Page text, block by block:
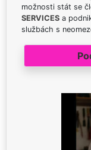
možnosti stát se
SERVICES a
službách s